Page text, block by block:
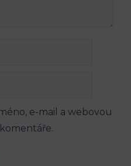
e-mail a webovou